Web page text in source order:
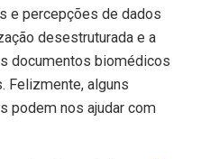
e percepções de dados
desestruturada e a
documentos biomédicos
Felizmente, alguns
podem nos ajudar com